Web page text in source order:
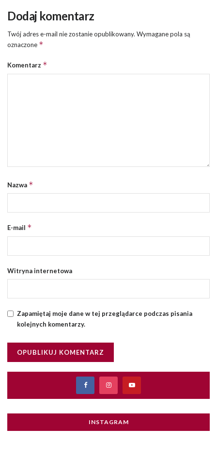
Dodaj komentarz
Twój adres e-mail nie zostanie opublikowany. Wymagane pola są
oznaczone *
Komentarz *
Nazwa *
E-mail *
Witryna internetowa
Zapamiętaj moje dane w tej przeglądarce podczas pisania
kolejnych komentarzy.
INSTAGRAM